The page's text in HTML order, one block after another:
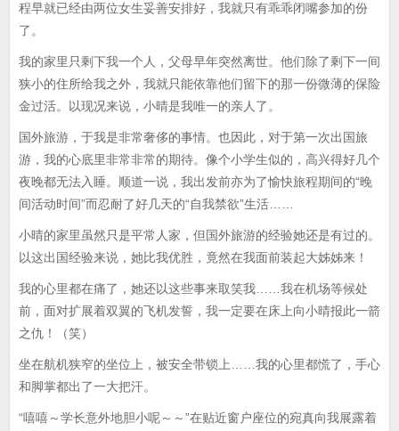
程早就已经由两位女生妥善安排好，我就只有乖乖闭嘴参加的份
了。
我的家里只剩下我一个人，父母早年突然离世。他们除了剩下一间
狭小的住所给我之外，我就只能依靠他们留下的那一份微薄的保险
金过活。以现况来说，小晴是我唯一的亲人了。
国外旅游，于我是非常奢侈的事情。也因此，对于第一次出国旅
游，我的心底里非常非常的期待。像个小学生似的，高兴得好几个
夜晚都无法入睡。顺道一说，我出发前亦为了愉快旅程期间的“晚
间活动时间”而忍耐了好几天的“自我禁欲”生活……
小晴的家里虽然只是平常人家，但国外旅游的经验她还是有过的。
以这出国经验来说，她比我优胜，竟然在我面前装起大姊姊来！
我的心里都在痛了，她还以这些事来取笑我……我在机场等候处
前，面对扩展着双翼的飞机发誓，我一定要在床上向小晴报此一箭
之仇！（笑）
坐在航机狭窄的坐位上，被安全带锁上……我的心里都慌了，手心
和脚掌都出了一大把汗。
“嘻嘻～学长意外地胆小呢～～”在贴近窗户座位的宛真向我展露着